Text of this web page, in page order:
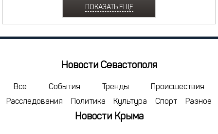
ПОКАЗАТЬ ЕЩЕ
Новости Севастополя
Все События Тренды
Происшествия
Расследования
Политика Культура Спорт Разное
Новости Крыма